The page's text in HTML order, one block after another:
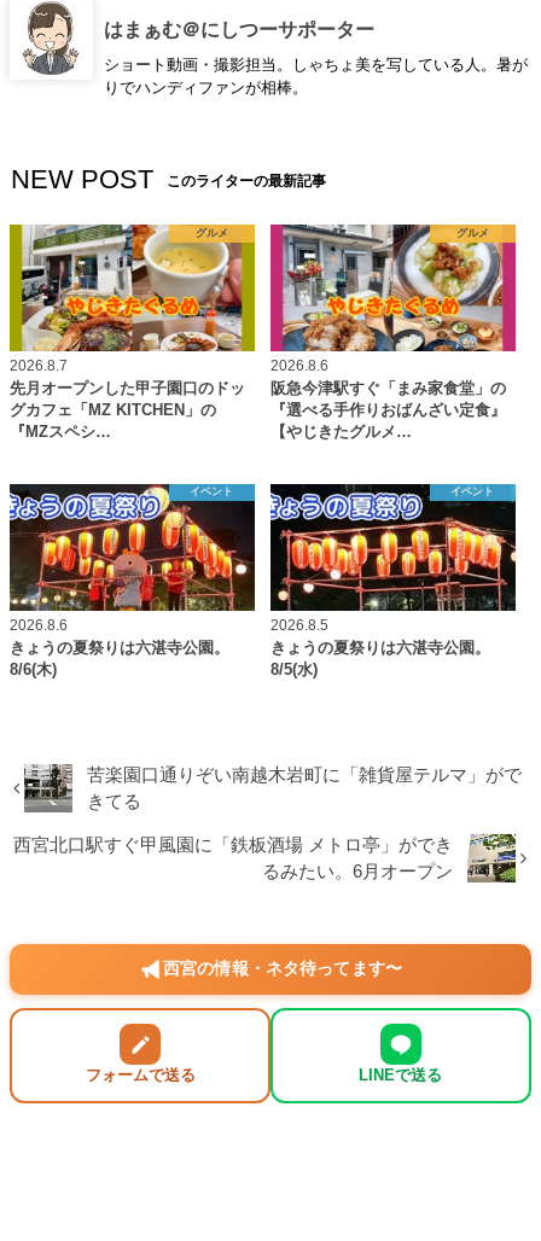
はまぁむ＠にしつーサポーター
ショート動画・撮影担当。しゃちょ美を写している人。暑が
りでハンディファンが相棒。
NEW POST このライターの最新記事
グルメ
2026.8.7
先月オープンした甲子園口のドッ
グカフェ「MZ KITCHEN」の
『MZスペシ…
グルメ
2026.8.6
阪急今津駅すぐ「まみ家食堂」の
『選べる手作りおばんざい定食』
【やじきたグルメ…
イベント
2026.8.6
きょうの夏祭りは六湛寺公園。
8/6(木)
イベント
2026.8.5
きょうの夏祭りは六湛寺公園。
8/5(水)
苦楽園口通りぞい南越木岩町に「雑貨屋テルマ」がで
きてる
西宮北口駅すぐ甲風園に「鉄板酒場 メトロ亭」ができ
るみたい。6月オープン
西宮の情報・ネタ待ってます〜
フォームで送る LINEで送る